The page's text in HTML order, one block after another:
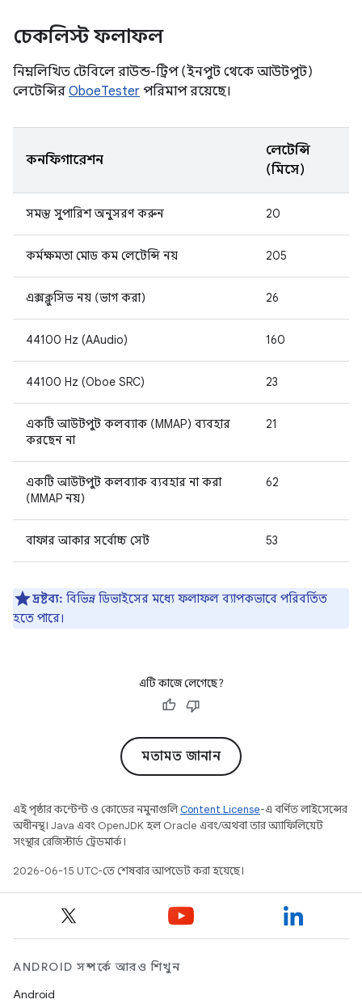
চেকলিস্ট ফলাফল
নিম্নলিখিত টেবিলে রাউন্ড-ট্রিপ (ইনপুট থেকে আউটপুট)
লেটেন্সির OboeTester পরিমাপ রয়েছে।
কনফিগারেশন
লেটেন্সি
(মিসে)
সমস্ত সুপারিশ অনুসরণ করুন 20
কর্মক্ষমতা মোড কম লেটেন্সি নয় 205
এক্সক্লুসিভ নয় (ভাগ করা) 26
44100 Hz (AAudio) 160
44100 Hz (Oboe SRC) 23
একটি আউটপুট কলব্যাক (MMAP) ব্যবহার
করছেন না
21
একটি আউটপুট কলব্যাক ব্যবহার না করা
(MMAP নয়)
62
বাফার আকার সর্বোচ্চ সেট 53
দ্রষ্টব্য: বিভিন্ন ডিভাইসের মধ্যে ফলাফল ব্যাপকভাবে পরিবর্তিত
হতে পারে।
এটি কাজে লেগেছে?
মতামত জানান
এই পৃষ্ঠার কন্টেন্ট ও কোডের নমুনাগুলিContent License-এ বর্ণিত লাইসেন্সের
অধীনস্থ। Java এবং OpenJDK হল Oracle এবং/অথবা তার অ্যাফিলিয়েট
সংস্থার রেজিস্টার্ড ট্রেডমার্ক।
2026-06-15 UTC-তে শেষবার আপডেট করা হয়েছে।
ANDROID সম্পর্কে আরও শিখুন
Android